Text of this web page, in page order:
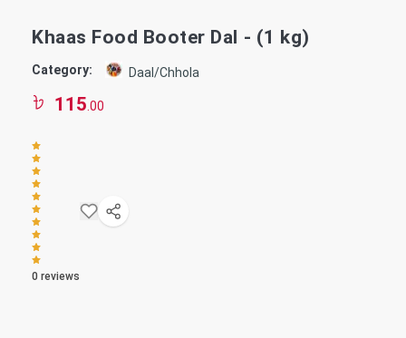
Khaas Food Booter Dal - (1 kg)
Category: Daal/Chhola
115 .00
0 reviews